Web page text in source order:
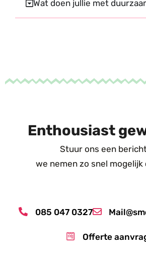
Wat doen jullie met
Enthousiast
Stuur ons een
we nemen zo snel
085 047 0327
Offerte